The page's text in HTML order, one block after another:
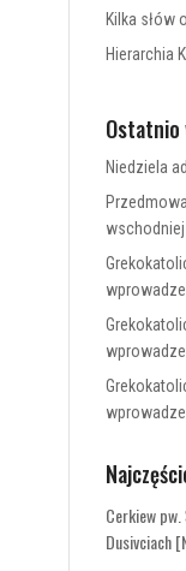
Kilka słów
Hierarchia
Ostatnio
Niedziela
Cerkiew
Dusivciach